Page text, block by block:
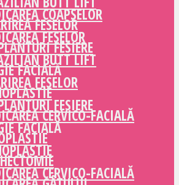
FESELOR
FESIERE
FACIALĂ
CERVICO-FACIALĂ
COAPSELOR
FESELOR
BUTT LIFT
FESELOR
FESIERE
FACIALĂ
CERVICO-FACIALĂ